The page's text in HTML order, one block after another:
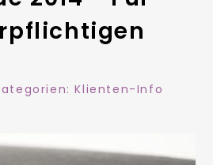
Klienten-Info